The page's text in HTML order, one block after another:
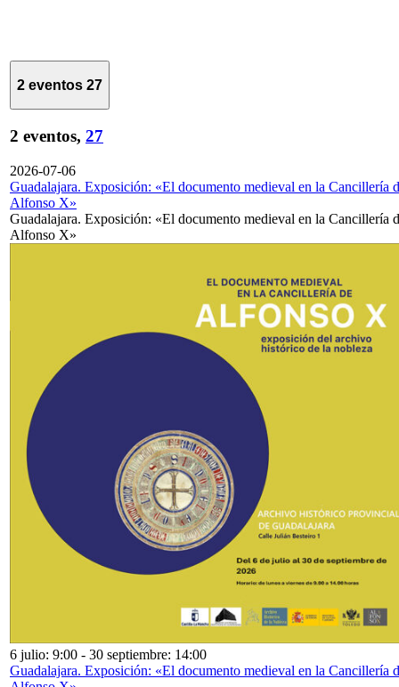
2 eventos 27
2 eventos, 27
2026-07-06
Guadalajara. Exposición: «El documento medieval en la Cancillería
Alfonso X»
Guadalajara. Exposición: «El documento medieval en la Cancillería
Alfonso X»
6 julio: 9:00 - 30 septiembre: 14:00
Guadalajara. Exposición: «El documento medieval en la Cancillería